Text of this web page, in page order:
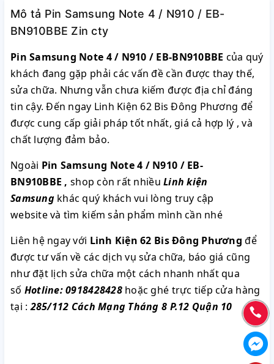
Mô tả Pin Samsung Note 4 / N910 / EB-
BN910BBE Zin cty
Pin Samsung Note 4 / N910 / EB-BN910BBE của quý
khách đang gặp phải các vấn đề cần được thay thế,
sửa chữa. Nhưng vẫn chưa kiếm được địa chỉ đáng
tin cậy. Đến ngay Linh Kiện 62 Bis Đông Phương để
được cung cấp giải pháp tốt nhất, giá cả hợp lý , và
chất lượng đảm bảo.
Ngoài Pin Samsung Note 4 / N910 / EB-
BN910BBE , shop còn rất nhiềuLinh kiện
Samsungkhác quý khách vui lòng truy cập
website và tìm kiếm sản phẩm mình cần nhé
Liên hệ ngay với Linh Kiện 62 Bis Đông Phương để
được tư vấn về các dịch vụ sửa chữa, báo giá cũng
như đặt lịch sửa chữa một cách nhanh nhất qua
số Hotline: 0918428428hoặc ghé trực tiếp cửa hàng
tại :285/112 Cách Mạng Tháng 8 P.12 Quận 10